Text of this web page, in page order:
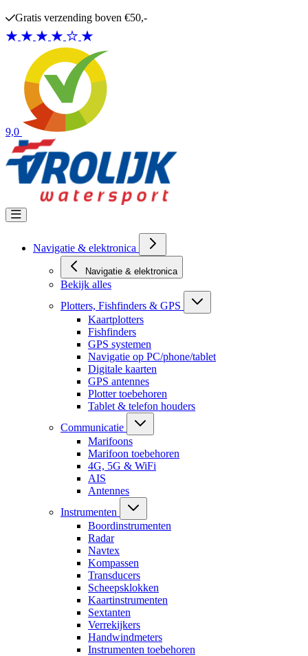
Gratis verzending boven €50,-
9,0
Navigatie & elektronica
Navigatie & elektronica
Bekijk alles
Plotters, Fishfinders & GPS
Kaartplotters
Fishfinders
GPS systemen
Navigatie op PC/phone/tablet
Digitale kaarten
GPS antennes
Plotter toebehoren
Tablet & telefon houders
Communicatie
Marifoons
Marifoon toebehoren
4G, 5G & WiFi
AIS
Antennes
Instrumenten
Boordinstrumenten
Radar
Navtex
Kompassen
Transducers
Scheepsklokken
Kaartinstrumenten
Sextanten
Verrekijkers
Handwindmeters
Instrumenten toebehoren